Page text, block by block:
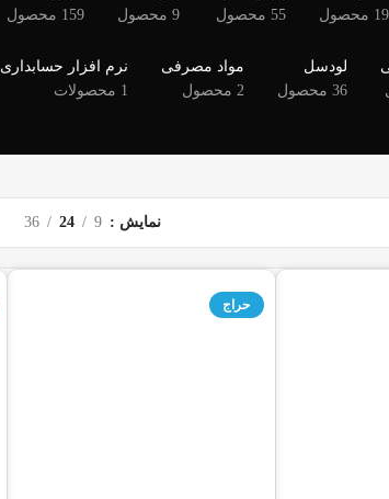
55 محصول
9 محصول
159 محصول
لودسل
36 محصول
مواد مصرفی
2 محصول
نرم افزار حسابداری
1 محصولات
نمایش 9
24
36
حراج